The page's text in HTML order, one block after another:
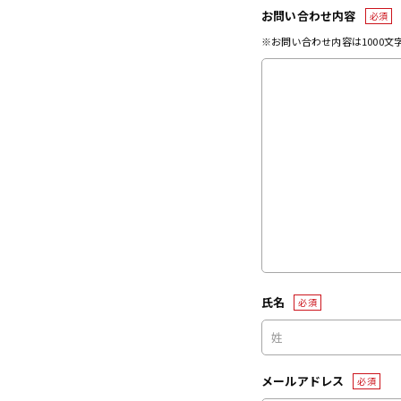
お問い合わせ内容 必須
※お問い合わせ内容は1000文
氏名 必須
メールアドレス 必須